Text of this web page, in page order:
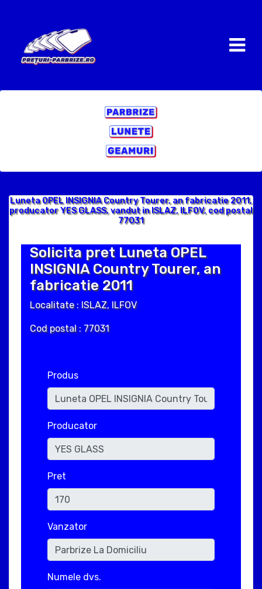
Luneta OPEL INSIGNIA Country Tourer, an fabricatie 2011,
producator YES GLASS, vandut in ISLAZ, ILFOV, cod postal
77031
Solicita pret Luneta OPEL
INSIGNIA Country Tourer, an
fabricatie 2011
Localitate : ISLAZ, ILFOV
Cod postal : 77031
Produs
Producator
Pret
Vanzator
Numele dvs.